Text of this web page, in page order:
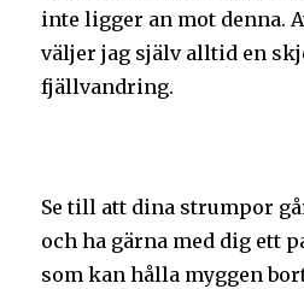
inte ligger an mot denna.
väljer jag själv alltid en
fjällvandring.
Se till att dina strumpor
och ha gärna med dig ett
som kan hålla myggen